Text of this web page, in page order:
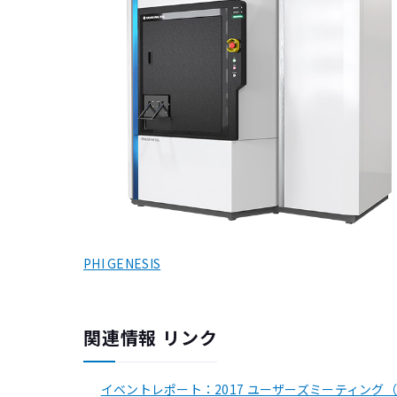
PHI GENESIS
関連情報 リンク
イベントレポート：2017 ユーザーズミーティング